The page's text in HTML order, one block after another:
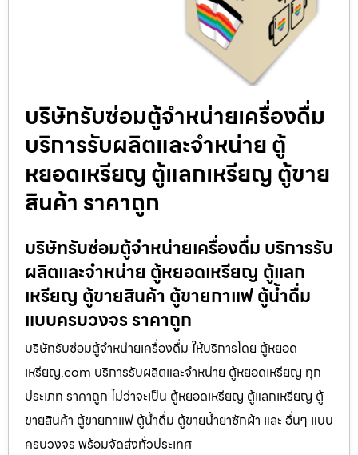
บริษัทรับซ่อมตู้จำหน่ายเครื่องดื่ม
บริการรับผลิตและจำหน่าย ตู้
หยอดเหรียญ ตู้แลกเหรียญ ตู้ขาย
สินค้า ราคาถูก
บริษัทรับซ่อมตู้จำหน่ายเครื่องดื่ม บริการรับ
ผลิตและจำหน่าย ตู้หยอดเหรียญ ตู้แลก
เหรียญ ตู้ขายสินค้า ตู้ขายกาแฟ ตู้น้ำดื่ม
แบบครบวงจร ราคาถูก
บริษัทรับซ่อมตู้จำหน่ายเครื่องดื่ม ให้บริการโดย ตู้หยอด
เหรียญ.com บริการรับผลิตและจำหน่าย ตู้หยอดเหรียญ ทุก
ประเภท ราคาถูก ไม่ว่าจะเป็น ตู้หยอดเหรียญ ตู้แลกเหรียญ ตู้
ขายสินค้า ตู้ขายกาแฟ ตู้น้ำดื่ม ตู้ขายน้ำยาซักผ้า และ อื่นๆ แบบ
ครบวงจร พร้อมจัดส่งทั่วประเทศ